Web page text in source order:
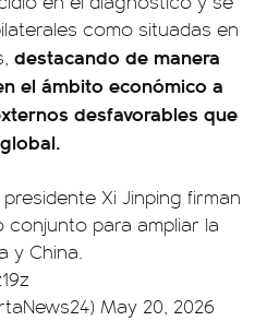
como situadas en
destacando de manera
el ámbito económico a
desfavorables que
Xi Jinping firman
para ampliar la
y China.
May 20, 2026